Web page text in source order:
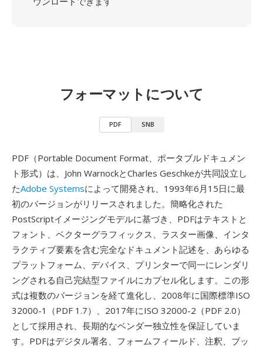
フォーマットについて
PDF SNB
PDF（Portable Document Format、ポータブルドキュメン
ト形式）は、John WarnockとCharles Geschkeが共同設立し
たAdobe Systemsによって開発され、1993年6月15日に最
初のバージョンがリリースされました。簡略化された
PostScriptイメージングモデルに基づき、PDFはテキストと
フォント、ベクターグラフィックス、ラスター画像、インタ
ラクティブ要素を含む完全なドキュメント記述を、あらゆる
プラットフォーム、デバイス、プリンターで同一にレンダリ
ングされる自己完結型ファイルにカプセル化します。この形
式は複数のバージョンを経て進化し、2008年に国際標準ISO
32000-1（PDF 1.7）、2017年にISO 32000-2（PDF 2.0）
として採用され、長期的なベンダー独立性を保証していま
す。PDFはデジタル署名、フォームフィールド、注釈、ブッ